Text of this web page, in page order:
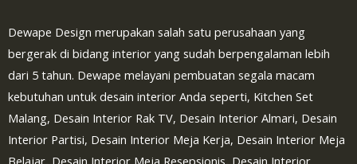
Dewape Design merupakan salah satu perusahaan yang
bergerak di bidang interior yang sudah berpengalaman lebih
dari 5 tahun. Dewape melayani pembuatan segala macam
kebutuhan untuk desain interior Anda seperti, Kitchen Set
Malang, Desain Interior Rak TV, Desain Interior Almari, Desain
Interior Partisi, Desain Interior Meja Kerja, Desain Interior Meja
Belajar, Desain Interior Meja Resepsionis, Desain Interior